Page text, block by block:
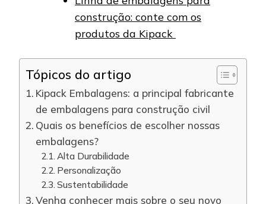
construção: conte com os
produtos da Kipack
Tópicos do artigo
Kipack Embalagens: a principal fabricante
de embalagens para construção civil
Quais os benefícios de escolher nossas
embalagens?
Alta Durabilidade
Personalização
Sustentabilidade
Venha conhecer mais sobre o seu novo